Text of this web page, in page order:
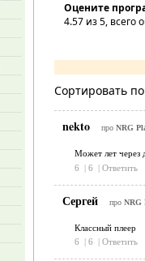
Оцените
4.57из 5, всего
Сортировать
nekto про NRG
Может лет через
6
| 6 | Ответить
Сергей про NRG
Классный плеер
6
| 6 | Ответить